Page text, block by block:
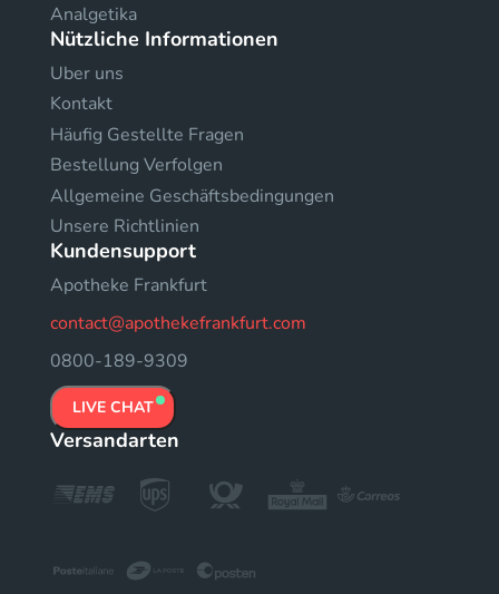
Analgetika
Nützliche Informationen
Uber uns
Kontakt
Häufig Gestellte Fragen
Bestellung Verfolgen
Allgemeine Geschäftsbedingungen
Unsere Richtlinien
Kundensupport
Apotheke Frankfurt
contact@apothekefrankfurt.com
0800-189-9309
LIVE CHAT
Versandarten